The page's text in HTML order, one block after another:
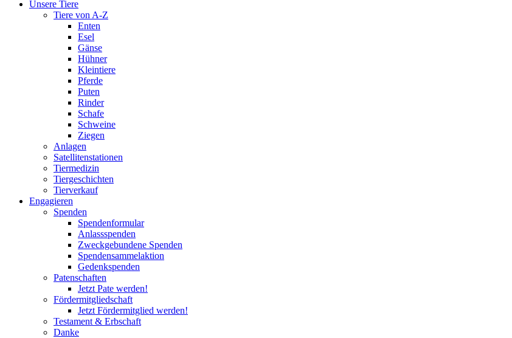
Unsere Tiere
Tiere von A-Z
Enten
Esel
Gänse
Hühner
Kleintiere
Pferde
Puten
Rinder
Schafe
Schweine
Ziegen
Anlagen
Satellitenstationen
Tiermedizin
Tiergeschichten
Tierverkauf
Engagieren
Spenden
Spendenformular
Anlassspenden
Zweckgebundene Spenden
Spendensammelaktion
Gedenkspenden
Patenschaften
Jetzt Pate werden!
Fördermitgliedschaft
Jetzt Fördermitglied werden!
Testament & Erbschaft
Danke